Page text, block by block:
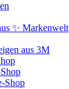
✨ Markenwelt
aus 3M
Shop